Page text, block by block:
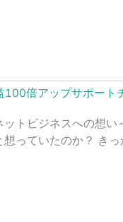
100倍アップサポート
トビジネスへの想
っていたのか？ き